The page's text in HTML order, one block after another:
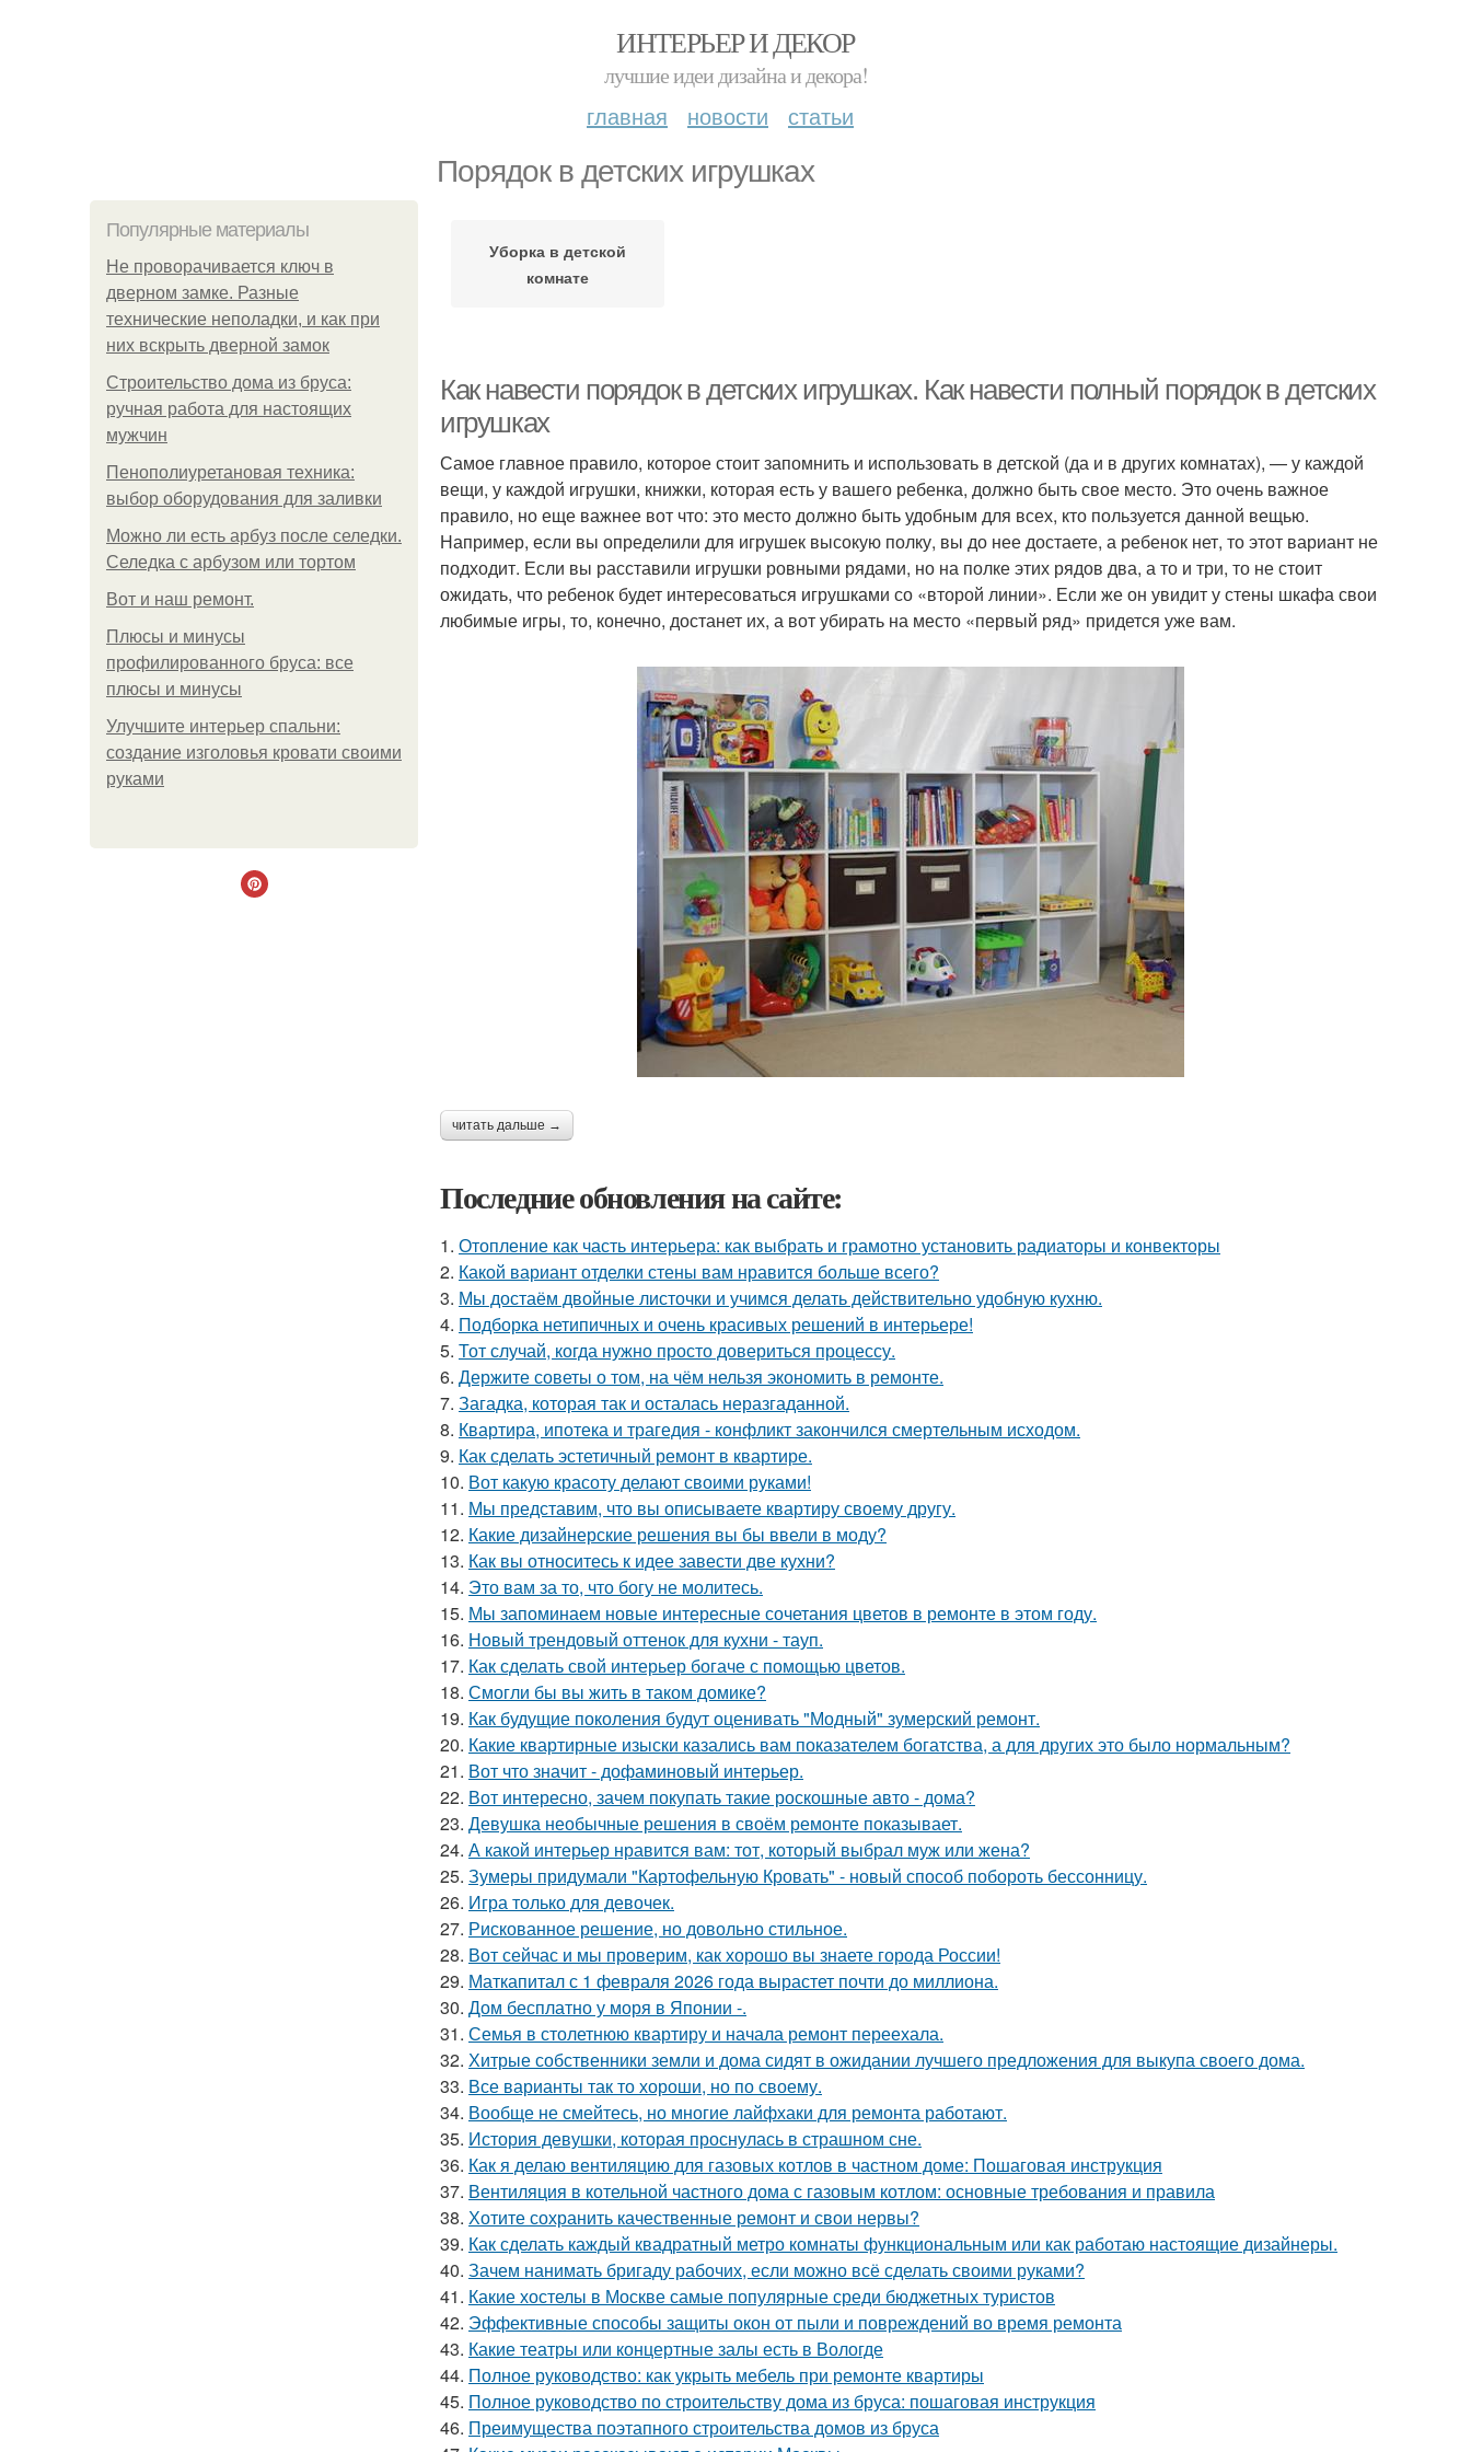
ИНТЕРЬЕР И ДЕКОР
лучшие идеи дизайна и декора!
главная новости статьи
Порядок в детских игрушках
Популярные материалы
Не проворачивается ключ в
дверном замке. Разные
технические неполадки, и как при
них вскрыть дверной замок
Строительство дома из бруса:
ручная работа для настоящих
мужчин
Пенополиуретановая техника:
выбор оборудования для заливки
Можно ли есть арбуз после селедки.
Селедка с арбузом или тортом
Boт и наш ремoнт.
Плюсы и минусы
профилированного бруса: все
плюсы и минусы
Улучшите интерьер спальни:
создание изголовья кровати своими
руками
Уборка в детской
комнате
Как навести порядок в детских игрушках. Как навести полный порядок в детских
игрушках
Самое главное правило, которое стоит запомнить и использовать в детской (да и в других комнатах), — у каждой
вещи, у каждой игрушки, книжки, которая есть у вашего ребенка, должно быть свое место. Это очень важное
правило, но еще важнее вот что: это место должно быть удобным для всех, кто пользуется данной вещью.
Например, если вы определили для игрушек высокую полку, вы до нее достаете, а ребенок нет, то этот вариант не
подходит. Если вы расставили игрушки ровными рядами, но на полке этих рядов два, а то и три, то не стоит
ожидать, что ребенок будет интересоваться игрушками со «второй линии». Если же он увидит у стены шкафа свои
любимые игры, то, конечно, достанет их, а вот убирать на место «первый ряд» придется уже вам.
читать дальше →
Последние обновления на сайте:
1. Отопление как часть интерьера: как выбрать и грамотно установить радиаторы и конвекторы
2. Какой вариант отделки стены вам нравится больше всего?
3. Мы достаём двойные листочки и учимся делать действительно удобную кухню.
4. Подборка нетипичных и очень красивых решений в интерьере!
5. Тот случай, когда нужно просто довериться процессу.
6. Держите советы о том, на чём нельзя экономить в ремонте.
7. Загадка, которая так и осталась неразгаданной.
8. Квартира, ипотека и трагедия - конфликт закончился смертельным исходом.
9. Как сделать эстетичный ремонт в квартире.
10. Вот какую красоту делают своими руками!
11. Мы представим, что вы описываете квартиру своему другу.
12. Какие дизайнерские решения вы бы ввели в моду?
13. Как вы относитесь к идее завести две кухни?
14. Это вам за то, что богу не молитесь.
15. Мы запоминаем новые интересные сочетания цветов в ремонте в этом году.
16. Новый трендовый оттенок для кухни - тауп.
17. Как сделать свой интерьер богаче с помощью цветов.
18. Смогли бы вы жить в таком домике?
19. Как будущие поколения будут оценивать "Модный" зумерский ремонт.
20. Какие квартирные изыски казались вам показателем богатства, а для других это было нормальным?
21. Вот что значит - дофаминовый интерьер.
22. Вот интересно, зачем покупать такие роскошные авто - дома?
23. Девушка необычные решения в своём ремонте показывает.
24. А какой интерьер нравится вам: тот, который выбрал муж или жена?
25. Зумеры придумали "Картофельную Кровать" - новый способ побороть бессонницу.
26. Игра только для девочек.
27. Рискованное решение, но довольно стильное.
28. Вот сейчас и мы проверим, как хорошо вы знаете города России!
29. Маткапитал с 1 февраля 2026 года вырастет почти до миллиона.
30. Дом бесплатно у моря в Японии -.
31. Семья в столетнюю квартиру и начала ремонт переехала.
32. Хитрые собственники земли и дома сидят в ожидании лучшего предложения для выкупа своего дома.
33. Все варианты так то хороши, но по своему.
34. Вообще не смейтесь, но многие лайфхаки для ремонта работают.
35. История девушки, которая проснулась в страшном сне.
36. Как я делаю вентиляцию для газовых котлов в частном доме: Пошаговая инструкция
37. Вентиляция в котельной частного дома с газовым котлом: основные требования и правила
38. Хотите сохранить качественные ремонт и свои нервы?
39. Как сделать каждый квадратный метро комнаты функциональным или как работаю настоящие дизайнеры.
40. Зачем нанимать бригаду рабочих, если можно всё сделать своими руками?
41. Какие хостелы в Москве самые популярные среди бюджетных туристов
42. Эффективные способы защиты окон от пыли и повреждений во время ремонта
43. Какие театры или концертные залы есть в Вологде
44. Полное руководство: как укрыть мебель при ремонте квартиры
45. Полное руководство по строительству дома из бруса: пошаговая инструкция
46. Преимущества поэтапного строительства домов из бруса